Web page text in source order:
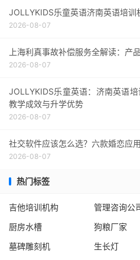
JOLLYKIDS乐童英语济南英语培
2026-08-07
上海利真事故补偿服务全解读：产
2026-08-07
JOLLYKIDS乐童英语：济南英语
教学成效与升学优势
2026-08-07
社交软件应该怎么选？六款婚恋应
2026-08-07
热门标签
吉他培训机构 管理咨询公
厨房水槽
狗粮厂家
墓碑雕刻机
生长灯